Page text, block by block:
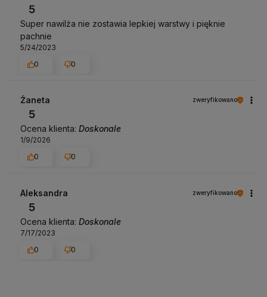
5
Super nawilża nie zostawia lepkiej warstwy i pięknie
pachnie
5/24/2023
0
0
Żaneta zweryfikowano
5
Ocena klienta: Doskonale
1/9/2026
0
0
Aleksandra zweryfikowano
5
Ocena klienta: Doskonale
7/17/2023
0
0